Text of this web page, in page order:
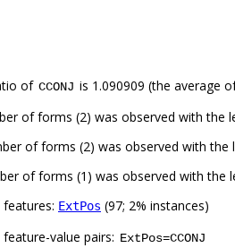
of CCONJ is 1.090909 (the average
of forms (2) was observed with the
of forms (2) was observed with the
of forms (1) was observed with the
ExtPos (97; 2% instances)
value pairs: ExtPos=CCONJ